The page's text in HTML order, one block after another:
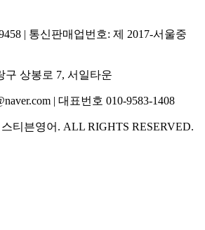
| 통신판매업번호: 제 2017-서울중
구 상봉로 7, 서일타운
| 대표번호 010-9583-1408
스티븐영어 . ALL RIGHTS RESERVED.